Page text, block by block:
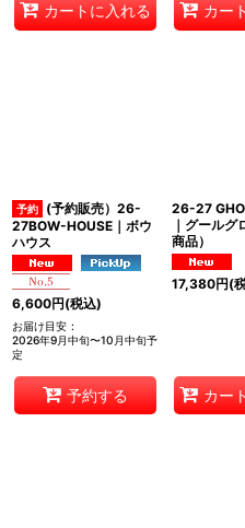
カートに入れる カー
(予約販売）26-
27BOW-HOUSE｜ボウ
ハウス
6,600円(税込)
お届け目安 :
2026年9月中旬〜10月中旬予
定
予約する
26-27
｜グールグ
商品）
17,380円(
カー